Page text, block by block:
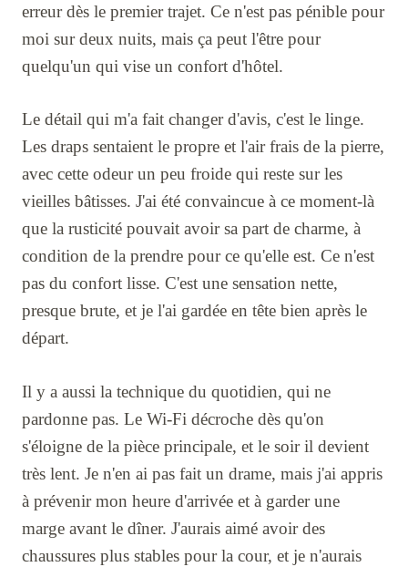
erreur dès le premier trajet. Ce n'est pas pénible pour
moi sur deux nuits, mais ça peut l'être pour
quelqu'un qui vise un confort d'hôtel.
Le détail qui m'a fait changer d'avis, c'est le linge.
Les draps sentaient le propre et l'air frais de la pierre,
avec cette odeur un peu froide qui reste sur les
vieilles bâtisses. J'ai été convaincue à ce moment-là
que la rusticité pouvait avoir sa part de charme, à
condition de la prendre pour ce qu'elle est. Ce n'est
pas du confort lisse. C'est une sensation nette,
presque brute, et je l'ai gardée en tête bien après le
départ.
Il y a aussi la technique du quotidien, qui ne
pardonne pas. Le Wi-Fi décroche dès qu'on
s'éloigne de la pièce principale, et le soir il devient
très lent. Je n'en ai pas fait un drame, mais j'ai appris
à prévenir mon heure d'arrivée et à garder une
marge avant le dîner. J'aurais aimé avoir des
chaussures plus stables pour la cour, et je n'aurais